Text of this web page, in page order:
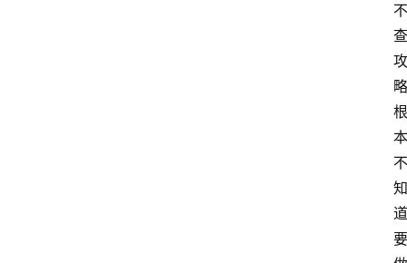
不
查
攻
略
根
本
不
知
道
要